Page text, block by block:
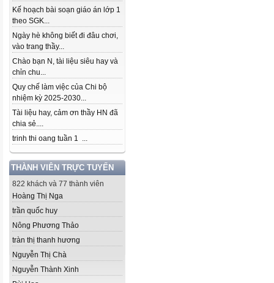
Kế hoạch bài soạn giáo án lớp 1
theo SGK...
Ngày hè không biết đi đâu chơi,
vào trang thầy...
Chào bạn N, tài liệu siêu hay và
chỉn chu...
Quy chế làm việc của Chi bộ
nhiệm kỳ 2025-2030...
Tài liệu hay, cảm ơn thầy HN đã
chia sẻ....
trinh thi oang tuần 1 ...
THÀNH VIÊN TRỰC TUYẾN
822 khách và 77 thành viên
Hoàng Thị Nga
trần quốc huy
Nông Phương Thảo
tràn thị thanh hương
Nguyễn Thị Chà
Nguyễn Thành Xinh